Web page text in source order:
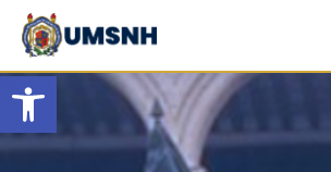
Open toolbar
Skip
content